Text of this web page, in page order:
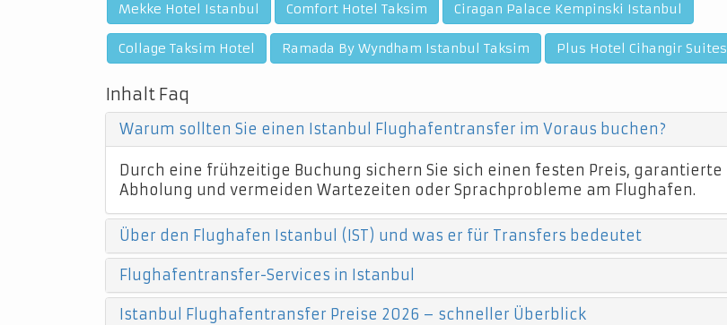
Mekke Hotel Istanbul Comfort Hotel Taksim Ciragan Palace Kempinski Istanbul
Collage Taksim Hotel Ramada By Wyndham Istanbul Taksim Plus Hotel Cihangir Suites
Inhalt Faq
Warum sollten Sie einen Istanbul Flughafentransfer im Voraus buchen?
Durch eine frühzeitige Buchung sichern Sie sich einen festen Preis, garantierte
Abholung und vermeiden Wartezeiten oder Sprachprobleme am Flughafen.
Über den Flughafen Istanbul (IST) und was er für Transfers bedeutet
Flughafentransfer-Services in Istanbul
Istanbul Flughafentransfer Preise 2026 – schneller Überblick